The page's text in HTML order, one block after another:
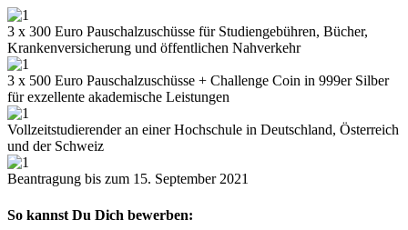
3 x 300 Euro Pauschalzuschüsse für Studiengebühren, Bücher,
Krankenversicherung und öffentlichen Nahverkehr
3 x 500 Euro Pauschalzuschüsse + Challenge Coin in 999er Silber
für exzellente akademische Leistungen
Vollzeitstudierender an einer Hochschule in Deutschland, Österreich
und der Schweiz
Beantragung bis zum 15. September 2021
So kannst Du Dich bewerben: